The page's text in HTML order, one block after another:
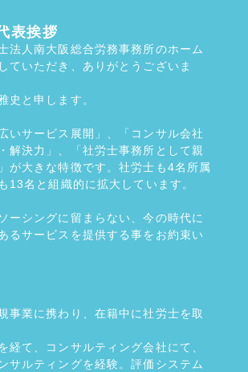
表挨拶
法人南大阪総合労務事務所のホーム
ていただき、ありがとうございま
と申します。
いサービス展開」、「コンサル会社
解決力」、「社労士事務所として親
が大きな特徴です。社労士も4名所属
13名と組織的に拡大しています。
ーシングに留まらない、今の時代に
るサービスを提供する事をお約束い
事業に携わり、在籍中に社労士を取
経て、コンサルティング会社にて、
サルティングを経験。評価システム